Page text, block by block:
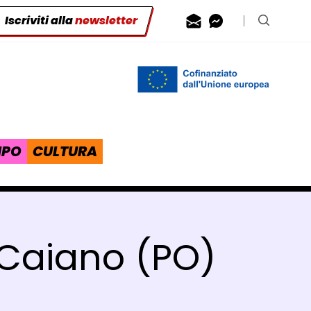
Iscriviti allanewsletter Contattaci via
Contattaci
Cerca
CULTURA
(PO)